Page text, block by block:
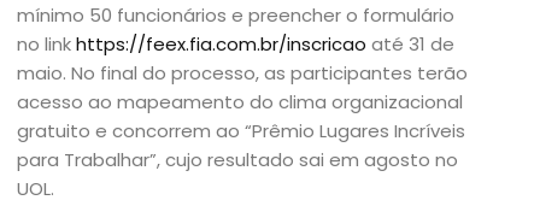
mínimo 50 funcionários e preencher o formulário
no linkhttps://feex.fia.com.br/inscricao até 31 de
maio. No final do processo, as participantes terão
acesso ao mapeamento do clima organizacional
gratuito e concorrem ao “Prêmio Lugares Incríveis
para Trabalhar”, cujo resultado sai em agosto no
UOL.